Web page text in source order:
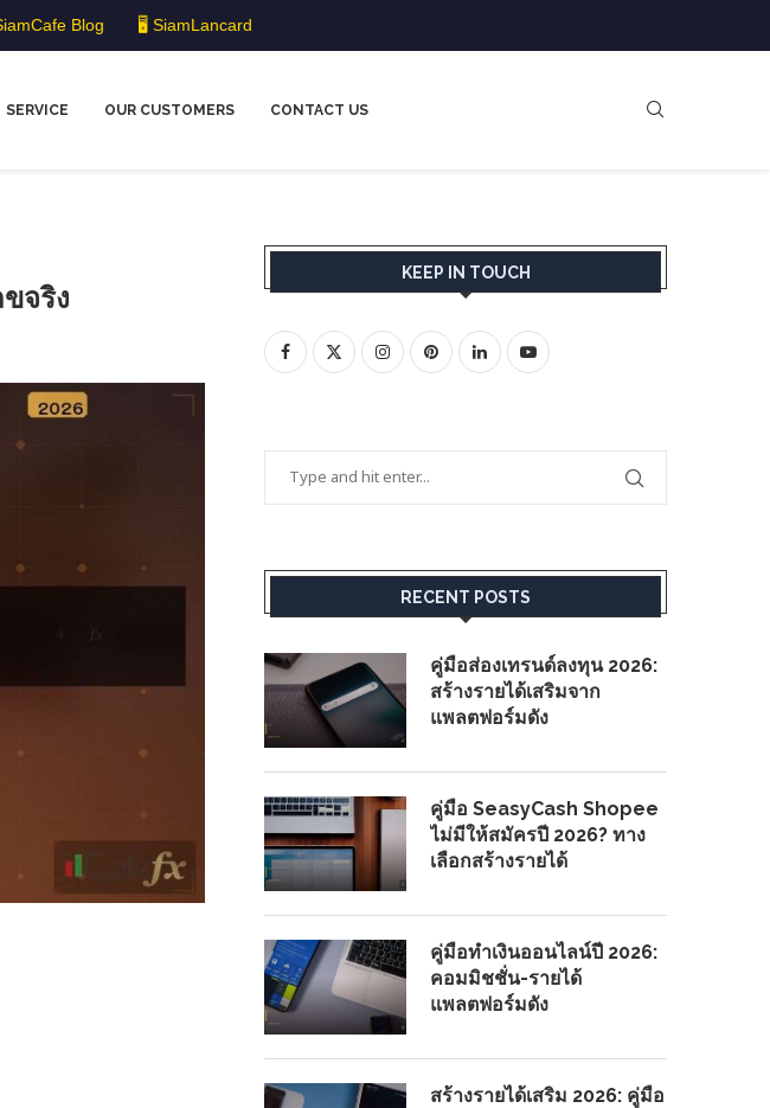
Blog 🖥️ SiamLancard
SERVICE OUR CUSTOMERS CONTACT US
จริง
KEEP IN TOUCH
RECENT POSTS
คู่มือส่องเทรนด์ลงทุน 2026:
สร้างรายได้เสริมจาก
แพลตฟอร์มดัง
คู่มือ SeasyCash Shopee
ไม่มีให้สมัครปี 2026? ทาง
เลือกสร้างรายได้
คู่มือทำเงินออนไลน์ปี 2026:
คอมมิชชั่น-รายได้
แพลตฟอร์มดัง
สร้างรายได้เสริม 2026: คู่มือ